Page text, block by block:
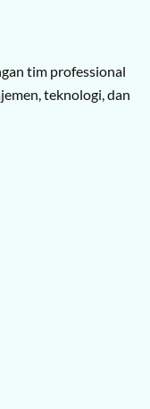
tim professional
teknologi, dan